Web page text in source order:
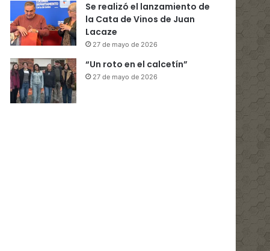
Se realizó el lanzamiento de
la Cata de Vinos de Juan
Lacaze
27 de mayo de 2026
“Un roto en el calcetín”
27 de mayo de 2026